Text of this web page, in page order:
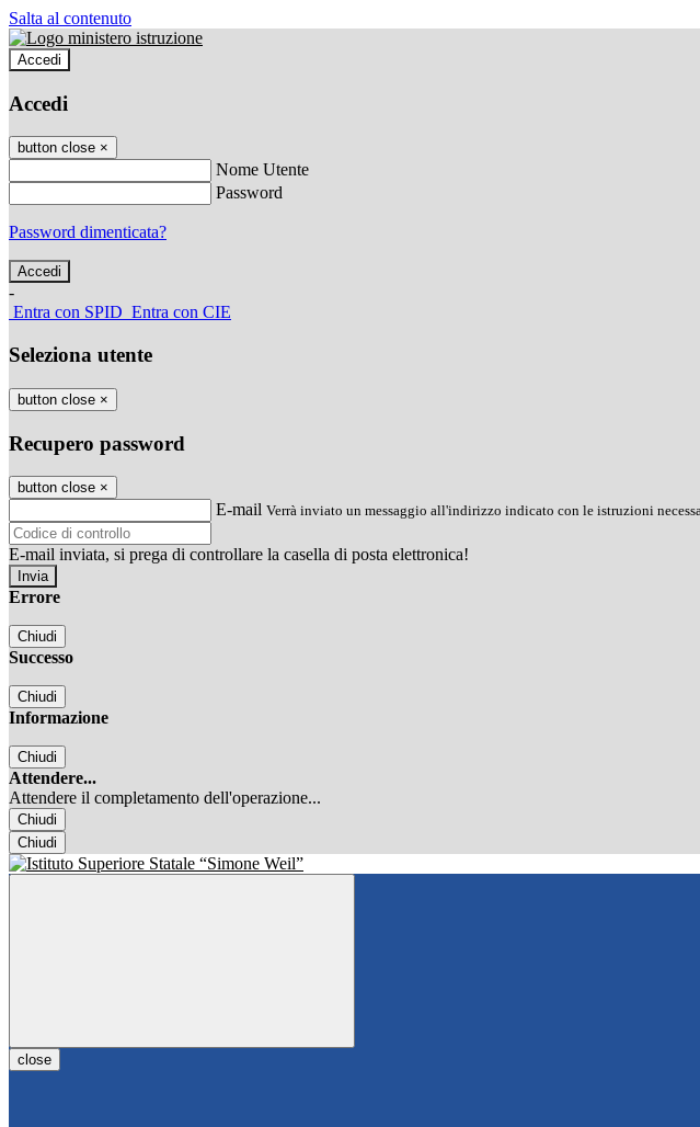
Salta al contenuto
Accedi
Accedi
button close ×
Nome Utente
Password
Password dimenticata?
-
Entra con SPID Entra con CIE
Seleziona utente
button close ×
Recupero password
button close ×
E-mail Verrà inviato un messaggio all'indirizzo indicato con le istruzioni
E-mail inviata, si prega di controllare la casella di posta elettronica!
Errore
Chiudi
Successo
Chiudi
Informazione
Chiudi
Attendere...
Attendere il completamento dell'operazione...
Chiudi
Chiudi
close